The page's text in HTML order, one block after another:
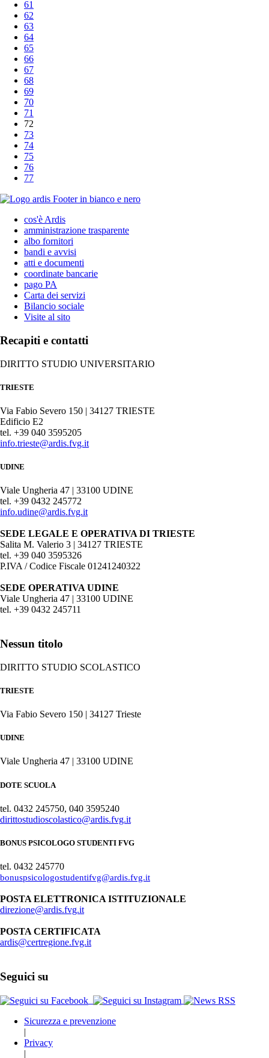
61
62
63
64
65
66
67
68
69
70
71
72
73
74
75
76
77
cos'è Ardis
amministrazione trasparente
albo fornitori
bandi e avvisi
atti e documenti
coordinate bancarie
pago PA
Carta dei servizi
Bilancio sociale
Visite al sito
Recapiti e contatti
DIRITTO STUDIO UNIVERSITARIO
TRIESTE
Via Fabio Severo 150 | 34127 TRIESTE
Edificio E2
tel. +39 040 3595205
info.trieste@ardis.fvg.it
UDINE
Viale Ungheria 47 | 33100 UDINE
tel. +39 0432 245772
info.udine@ardis.fvg.it
SEDE LEGALE E OPERATIVA DI TRIESTE
Salita M. Valerio 3 | 34127 TRIESTE
tel. +39 040 3595326
P.IVA / Codice Fiscale 01241240322
SEDE OPERATIVA UDINE
Viale Ungheria 47 | 33100 UDINE
tel. +39 0432 245711
Nessun titolo
DIRITTO STUDIO SCOLASTICO
TRIESTE
Via Fabio Severo 150 | 34127 Trieste
UDINE
Viale Ungheria 47 | 33100 UDINE
DOTE SCUOLA
tel. 0432 245750, 040 3595240
dirittostudioscolastico@ardis.fvg.it
BONUS PSICOLOGO STUDENTI FVG
tel. 0432 245770
bonuspsicologostudentifvg@ardis.fvg.it
POSTA ELETTRONICA ISTITUZIONALE
direzione@ardis.fvg.it
POSTA CERTIFICATA
ardis@certregione.fvg.it
Seguici su
Sicurezza e prevenzione
|
Privacy
|